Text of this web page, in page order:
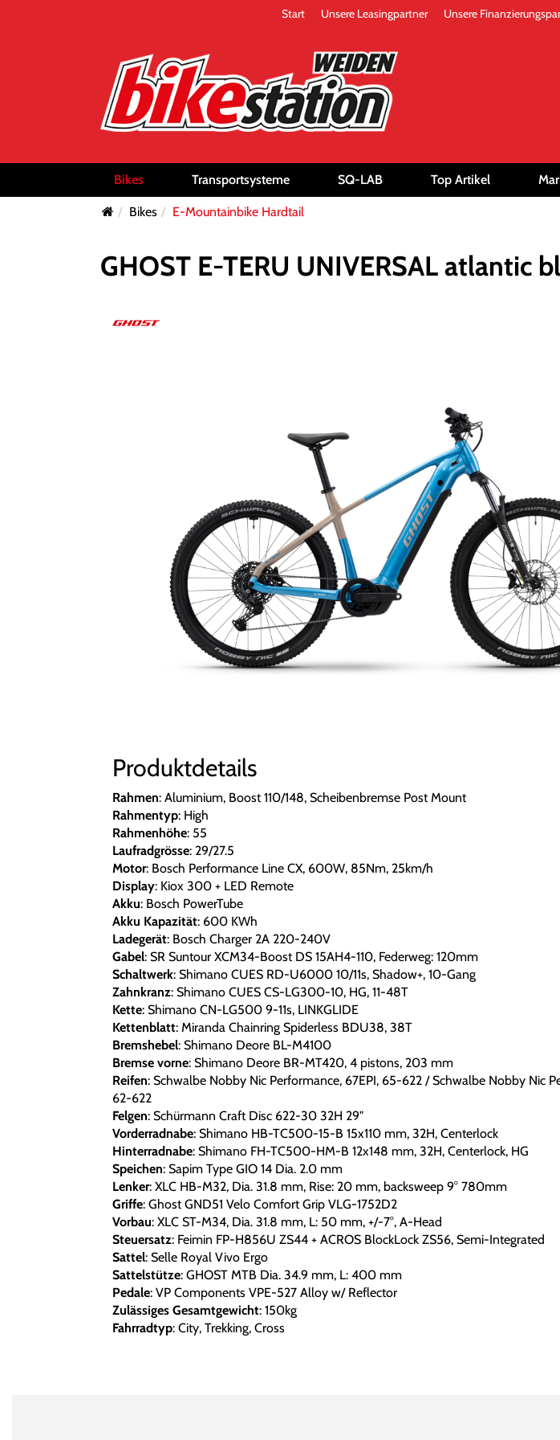
Start Unsere Leasingpartner Unsere
Bikes Transportsysteme SQ-LAB Top Artikel
Bikes E-Mountainbike Hardtail
GHOST E-TERU UNIVERSAL atlantic
Produktdetails
Rahmen: Aluminium, Boost 110/148, Scheibenbremse Post Mount
Rahmentyp: High
Rahmenhöhe: 55
Laufradgrösse: 29/27.5
Motor: Bosch Performance Line CX, 600W, 85Nm, 25km/h
Display: Kiox 300 + LED Remote
Akku: Bosch PowerTube
Akku Kapazität: 600 KWh
Ladegerät: Bosch Charger 2A 220-240V
Gabel: SR Suntour XCM34-Boost DS 15AH4-110, Federweg: 120mm
Schaltwerk: Shimano CUES RD-U6000 10/11s, Shadow+, 10-Gang
Zahnkranz: Shimano CUES CS-LG300-10, HG, 11-48T
Kette: Shimano CN-LG500 9-11s, LINKGLIDE
Kettenblatt: Miranda Chainring Spiderless BDU38, 38T
Bremshebel: Shimano Deore BL-M4100
Bremse vorne: Shimano Deore BR-MT420, 4 pistons, 203 mm
Reifen: Schwalbe Nobby Nic Performance, 67EPI, 65-622 / Schwalbe Nobby Nic
62-622
Felgen: Schürmann Craft Disc 622-30 32H 29"
Vorderradnabe: Shimano HB-TC500-15-B 15x110 mm, 32H, Centerlock
Hinterradnabe: Shimano FH-TC500-HM-B 12x148 mm, 32H, Centerlock, HG
Speichen: Sapim Type GIO 14 Dia. 2.0 mm
Lenker: XLC HB-M32, Dia. 31.8 mm, Rise: 20 mm, backsweep 9° 780mm
Griffe: Ghost GND51 Velo Comfort Grip VLG-1752D2
Vorbau: XLC ST-M34, Dia. 31.8 mm, L: 50 mm, +/-7°, A-Head
Steuersatz: Feimin FP-H856U ZS44 + ACROS BlockLock ZS56, Semi-Integrated
Sattel: Selle Royal Vivo Ergo
Sattelstütze: GHOST MTB Dia. 34.9 mm, L: 400 mm
Pedale: VP Components VPE-527 Alloy w/ Reflector
Zulässiges Gesamtgewicht: 150kg
Fahrradtyp: City, Trekking, Cross